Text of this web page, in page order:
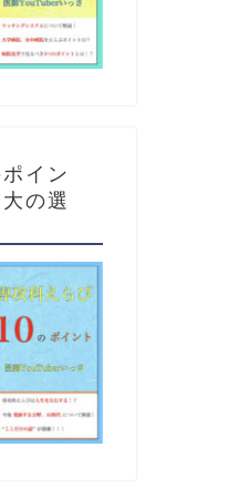
イン
の選